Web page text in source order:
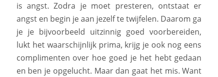
is angst. Zodra je moet presteren, ontstaat er
angst en begin je aan jezelf te twijfelen. Daarom ga
je je bijvoorbeeld uitzinnig goed voorbereiden,
lukt het waarschijnlijk prima, krijg je ook nog eens
complimenten over hoe goed je het hebt gedaan
en ben je opgelucht. Maar dan gaat het mis. Want